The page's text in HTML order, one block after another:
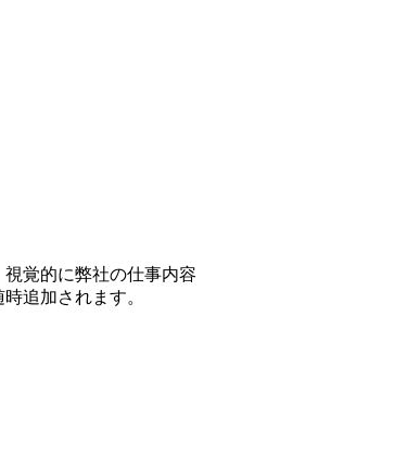
覚的に弊社の仕事内容
追加されます。